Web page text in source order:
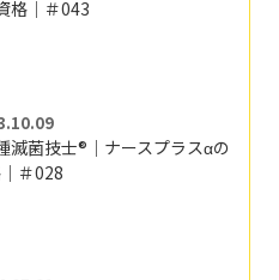
格｜＃043
滅菌技士®｜ナースプラスαの
＃028